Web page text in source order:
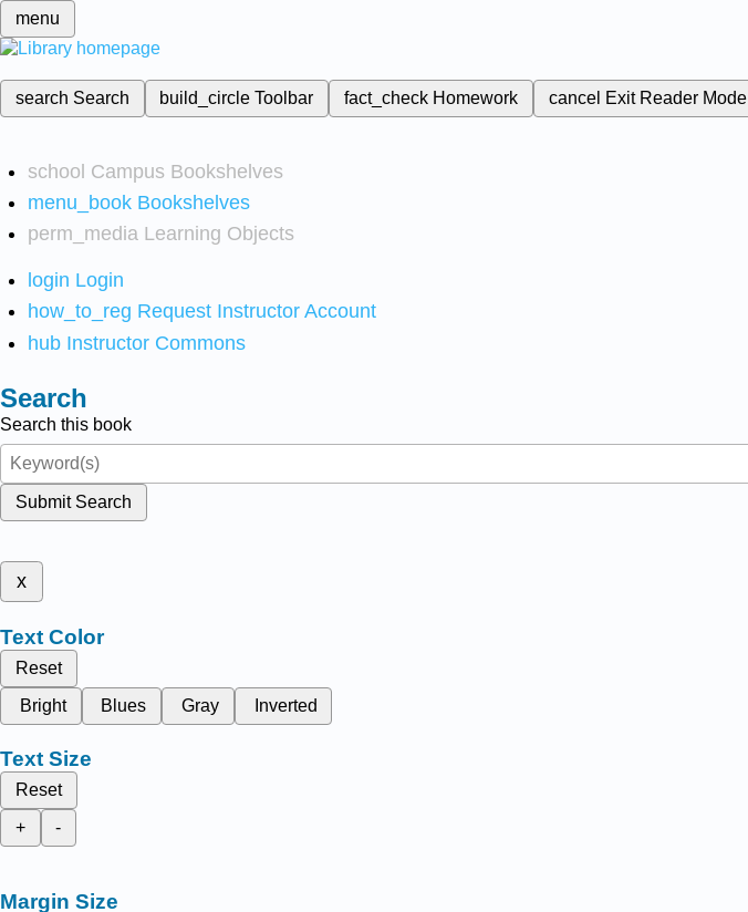
menu
search Search build_circleToolbar fact_check Homework cancel Exit Reader Mode
school Campus Bookshelves
menu_book Bookshelves
perm_media Learning Objects
login Login
how_to_reg Request Instructor Account
hub Instructor Commons
Search
Search this book
Submit Search
x
Text Color
Reset
Bright
Blues Gray Inverted
Text Size
Reset
+
-
Margin Size